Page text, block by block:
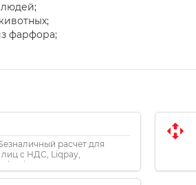
людей;
фарфора;
расчет для
с НДС, Liqpay,
Privat24